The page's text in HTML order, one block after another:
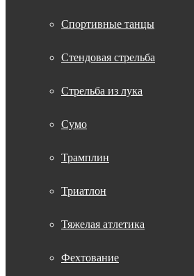
Спортивные танцы
Стендовая стрельба
Стрельба из лука
Сумо
Трамплин
Триатлон
Тяжелая атлетика
Фехтование